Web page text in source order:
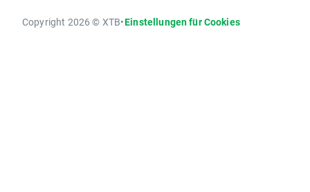
Copyright 2026 © XTB•Einstellungen für Cookies